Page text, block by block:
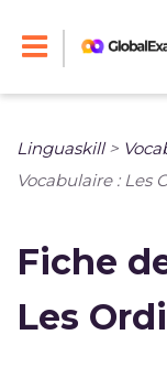
Linguaskill>
Vocabulaire : Les
Fiche
Les